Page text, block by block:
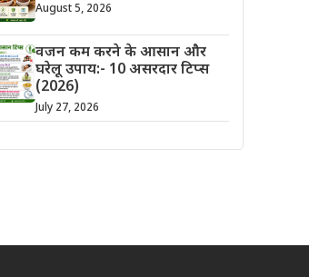
August 5, 2026
वजन कम करने के आसान और
घरेलू उपाय:- 10 असरदार टिप्स
(2026)
July 27, 2026